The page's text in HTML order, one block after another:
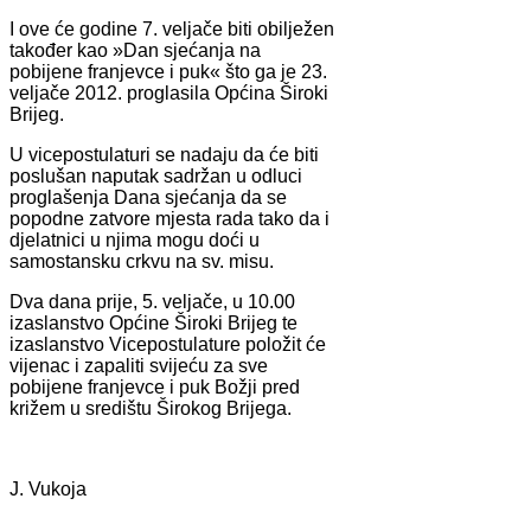
I ove će godine 7. veljače biti obilježen
također kao »Dan sjećanja na
pobijene franjevce i puk« što ga je 23.
veljače 2012. proglasila Općina Široki
Brijeg.
U vicepostulaturi se nadaju da će biti
poslušan naputak sadržan u odluci
proglašenja Dana sjećanja da se
popodne zatvore mjesta rada tako da i
djelatnici u njima mogu doći u
samostansku crkvu na sv. misu.
Dva dana prije, 5. veljače, u 10.00
izaslanstvo Općine Široki Brijeg te
izaslanstvo Vicepostulature položit će
vijenac i zapaliti svijeću za sve
pobijene franjevce i puk Božji pred
križem u središtu Širokog Brijega.
J. Vukoja